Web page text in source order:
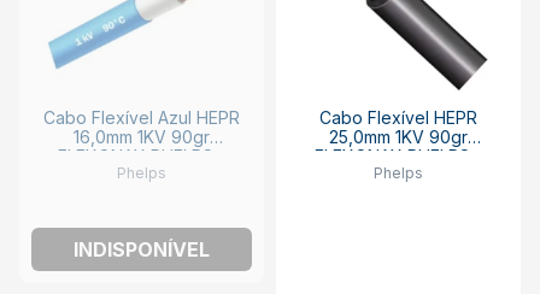
Cabo Flexível Azul HEPR
16,0mm 1KV 90gr
FLEXONAX PHELPS -
VENDIDO POR METRO
Phelps
INDISPONÍVEL
Cabo Flexível HEPR
25,0mm 1KV 90gr
FLEXONAX PHELPS -
VENDIDO POR METRO
Phelps